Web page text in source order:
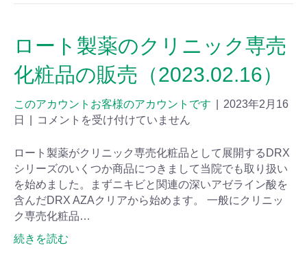
ロート製薬のクリニック専売
化粧品の販売（2023.02.16）
このアカウントお客様のアカウントです
2023年2月16
日
コメントを受け付けていません
ロート製薬がクリニック専売化粧品として展開するDRX
シリーズのいくつか商品につきまして当院でも取り扱い
を始めました。まずニキビと関連の深いアゼライン酸を
含んだDRX AZAクリアから始めます。 一般にクリニッ
ク専売化粧品…
続きを読む